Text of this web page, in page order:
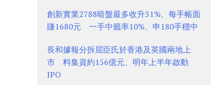
創新實業2788暗盤最多收升31%、每手帳面
賺1680元 一手中籤率10%、申180手穩中
長和據報分拆屈臣氏於香港及英國兩地上
市 料集資約156億元、明年上半年啟動
IPO